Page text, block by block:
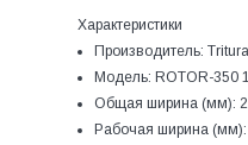
Характеристики
Производитель:
Модель: ROTOR-350
Общая ширина (мм):
Рабочая ширина (мм):